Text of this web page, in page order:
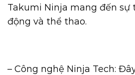
Takumi Ninja mang đến sự
động và thể thao.
– Công nghệ Ninja Tech: